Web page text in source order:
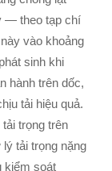
— theo tạp chí
vào khoảng
sinh khi
hành trên dốc,
tải hiệu quả.
trọng trên
tải trọng nặng
kiểm soát